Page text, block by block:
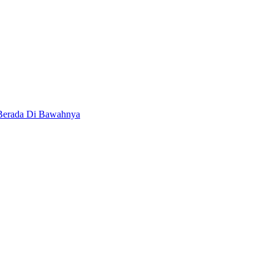
Di Bawahnya